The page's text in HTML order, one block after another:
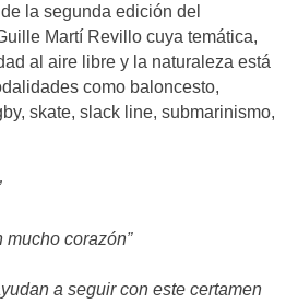
la segunda edición del
Martí Revillo cuya temática,
al aire libre y la naturaleza está
como baloncesto,
skate, slack line, submarinismo,
mucho corazón”
a seguir con este certamen